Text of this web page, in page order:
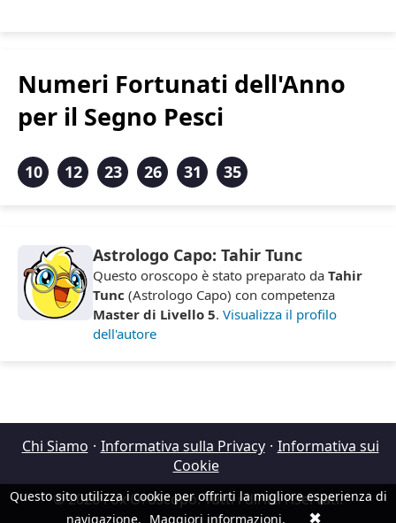
Numeri Fortunati dell'Anno
per il Segno Pesci
10 12 23 26 31 35
Astrologo Capo: Tahir Tunc
Questo oroscopo è stato preparato da Tahir
Tunc (Astrologo Capo) con competenza
Master di Livello 5. Visualizza il profilo
dell'autore
Chi Siamo · Informativa sulla Privacy · Informativa sui
Cookie
© 2026 Fox Oroscopo. Tutti i diritti riservati.
Questo sito utilizza i cookie per offrirti la migliore esperienza di
navigazione. Maggiori informazioni. ✖